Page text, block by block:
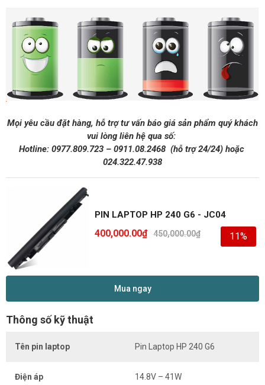
Mọi yêu cầu đặt hàng, hỗ trợ tư vấn báo giá sản phẩm quý khách
vui lòng liên hệ qua số:
Hotline: 0977.809.723– 0911.08.2468 (hỗ trợ 24/24)hoặc
024.322.47.938
PIN LAPTOP HP 240 G6 - JC04
450,000.00₫
400,000.00₫ 11%
Mua ngay
Thông số kỹ thuật
Tên pin laptop Pin Laptop HP 240 G6
Điện áp 14.8V – 41W